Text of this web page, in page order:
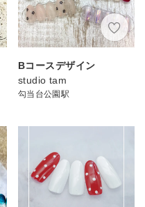
Bコースデザイン
studio tam
勾当台公園駅